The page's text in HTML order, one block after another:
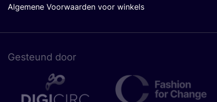
Algemene Voorwaarden voor winkels
Gesteund door